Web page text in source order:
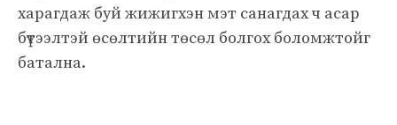
харагдаж буй жижигхэн мэт санагдах ч асар
бүтээлтэй өсөлтийн төсөл болгох боломжтойг
батална.